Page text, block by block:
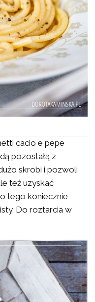
cacio e pepe
pozostałą z
skrobi i pozwoli
też uzyskać
tego koniecznie
Do roztarcia w